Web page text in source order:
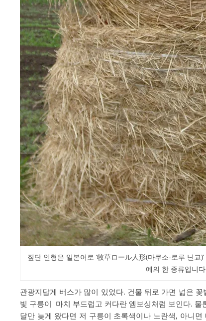
짚단 인형은 일본어로 ‘牧草ロール人形(마쿠소-로루 닌교
예의 한 종류입니
관광지답게 버스가 많이 있었다. 건물 뒤로 가면 넓은 꽃
빛 구릉이 마치 부드럽고 커다란 엠보싱처럼 보인다.
달만 늦게 왔다면 저 구릉이 초록색이나 노란색, 아니